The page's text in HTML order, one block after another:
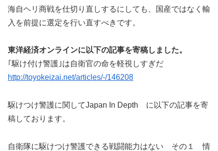
海自ヘリ商戦を仕切り直しするにしても、国産ではなく輸
入を前提に選定を行い直すべきです。
東洋経済オンラインに以下の記事を寄稿しました。
｢駆け付け警護｣は自衛官の命を軽視しすぎだ
http://toyokeizai.net/articles/-/146208
駆けつけ警護に関してJapan In Depth に以下の記事を寄
稿しております。
自衛隊に駆けつけ警護できる戦闘能力はない その１ 情